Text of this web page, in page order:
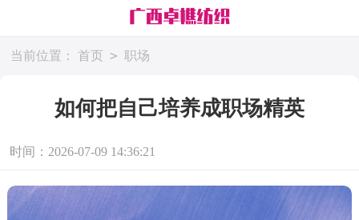
当前位置： 首页 > 职场
如何把自己培养成职场精英
时间：2026-07-09 14:36:21